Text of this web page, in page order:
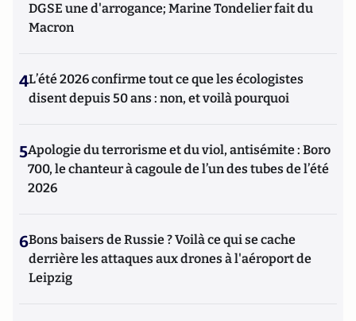
DGSE une d'arrogance; Marine Tondelier fait du
Macron
4L’été 2026 confirme tout ce que les écologistes
disent depuis 50 ans : non, et voilà pourquoi
5Apologie du terrorisme et du viol, antisémite : Boro
700, le chanteur à cagoule de l’un des tubes de l’été
2026
6Bons baisers de Russie ? Voilà ce qui se cache
derrière les attaques aux drones à l'aéroport de
Leipzig